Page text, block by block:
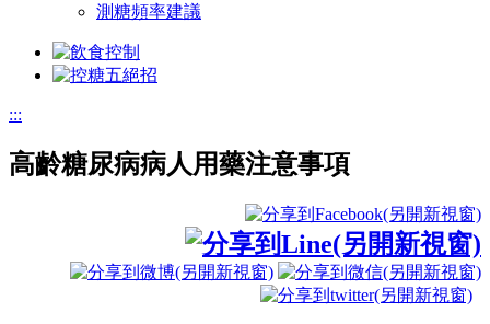
測糖頻率建議
:::
高齡糖尿病病人用藥注意事項